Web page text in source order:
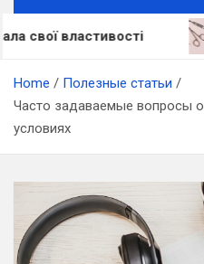
Home
Полезные статьи
Часто задаваемые вопросы
условиях